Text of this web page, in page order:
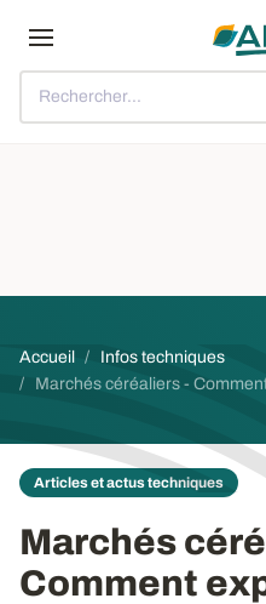
Rechercher...
Fil d'Ariane
Accueil
Infos techniques
Marchés céréaliers -
Articles et actus techniques
Marchés
Comment